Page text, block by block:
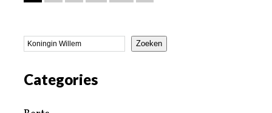
Zoeken
Categories